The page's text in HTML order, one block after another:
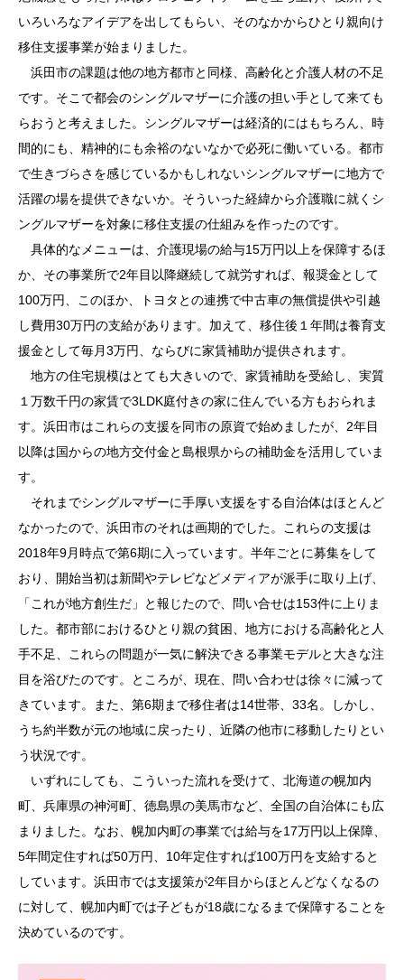
いろいろなアイデアを出してもらい、そのなかからひとり親向け
移住支援事業が始まりました。
浜田市の課題は他の地方都市と同様、高齢化と介護人材の不足
です。そこで都会のシングルマザーに介護の担い手として来ても
らおうと考えました。シングルマザーは経済的にはもちろん、時
間的にも、精神的にも余裕のないなかで必死に働いている。都市
で生きづらさを感じているかもしれないシングルマザーに地方で
活躍の場を提供できないか。そういった経緯から介護職に就くシ
ングルマザーを対象に移住支援の仕組みを作ったのです。
具体的なメニューは、介護現場の給与15万円以上を保障するほ
か、その事業所で2年目以降継続して就労すれば、報奨金として
100万円、このほか、トヨタとの連携で中古車の無償提供や引越
し費用30万円の支給があります。加えて、移住後１年間は養育支
援金として毎月3万円、ならびに家賃補助が提供されます。
地方の住宅規模はとても大きいので、家賃補助を受給し、実質
１万数千円の家賃で3LDK庭付きの家に住んでいる方もおられま
す。浜田市はこれらの支援を同市の原資で始めましたが、2年目
以降は国からの地方交付金と島根県からの補助金を活用していま
す。
それまでシングルマザーに手厚い支援をする自治体はほとんど
なかったので、浜田市のそれは画期的でした。これらの支援は
2018年9月時点で第6期に入っています。半年ごとに募集をして
おり、開始当初は新聞やテレビなどメディアが派手に取り上げ、
「これが地方創生だ」と報じたので、問い合せは153件に上りま
した。都市部におけるひとり親の貧困、地方における高齢化と人
手不足、これらの問題が一気に解決できる事業モデルと大きな注
目を浴びたのです。ところが、現在、問い合わせは徐々に減って
きています。また、第6期まで移住者は14世帯、33名。しかし、
うち約半数が元の地域に戻ったり、近隣の他市に移動したりとい
う状況です。
いずれにしても、こういった流れを受けて、北海道の幌加内
町、兵庫県の神河町、徳島県の美馬市など、全国の自治体にも広
まりました。なお、幌加内町の事業では給与を17万円以上保障、
5年間定住すれば50万円、10年定住すれば100万円を支給すると
しています。浜田市では支援策が2年目からほとんどなくなるの
に対して、幌加内町では子どもが18歳になるまで保障することを
決めているのです。